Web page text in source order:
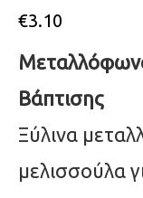
€3.10
Βάπτισης
Ξύλινα
μελισσούλα